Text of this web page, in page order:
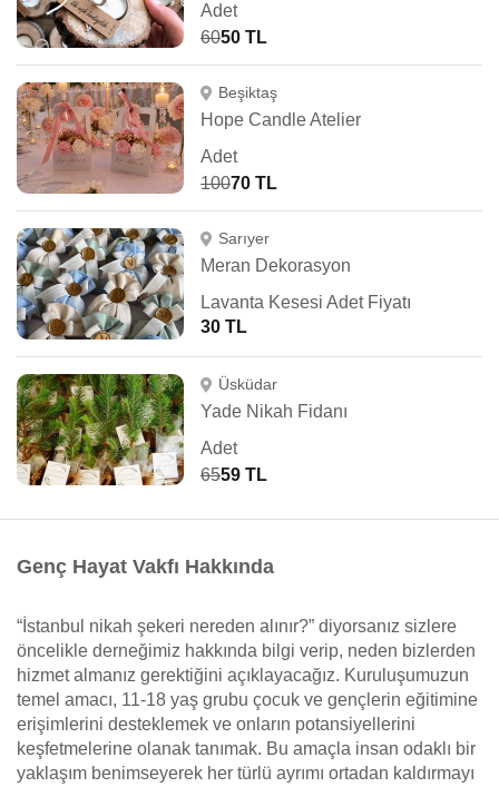
Adet
6050 TL
Beşiktaş
Hope Candle Atelier
Adet
10070 TL
Sarıyer
Meran Dekorasyon
Lavanta Kesesi Adet Fiyatı
30 TL
Üsküdar
Yade Nikah Fidanı
Adet
6559 TL
Genç Hayat Vakfı Hakkında
“İstanbul nikah şekeri nereden alınır?” diyorsanız sizlere
öncelikle derneğimiz hakkında bilgi verip, neden bizlerden
hizmet almanız gerektiğini açıklayacağız. Kuruluşumuzun
temel amacı, 11-18 yaş grubu çocuk ve gençlerin eğitimine
erişimlerini desteklemek ve onların potansiyellerini
keşfetmelerine olanak tanımak. Bu amaçla insan odaklı bir
yaklaşım benimseyerek her türlü ayrımı ortadan kaldırmayı